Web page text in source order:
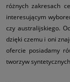
różnych zakresach
interesującym
czy australijskiego.
dzięki czemu i oni
ofercie posiadamy
tworzyw